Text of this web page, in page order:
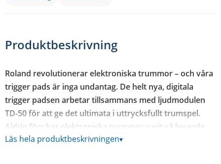
Produktbeskrivning
Roland revolutionerar elektroniska trummor – och våra
trigger pads är inga undantag. De helt nya, digitala
trigger padsen arbetar tillsammans med ljudmodulen
TD-50 för att ge det ultimata i uttrycksfullt trumspel.
Aldrig förr har elektroniska trummor varit så levande.
Den nya Roland CY-18DR är för trummisar som vill sätta
Läs hela produktbeskrivningen▾